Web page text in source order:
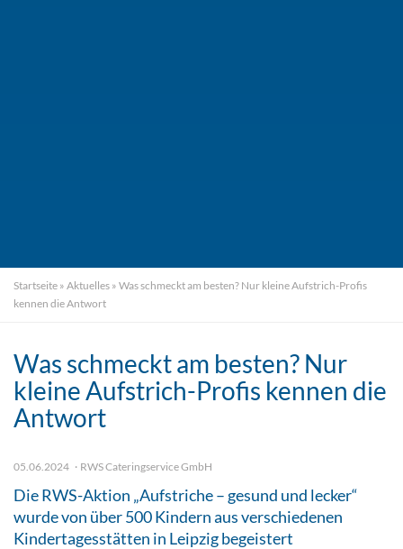
Startseite » Aktuelles » Was schmeckt am besten? Nur kleine Aufstrich-Profis
kennen die Antwort
Was schmeckt am besten? Nur
kleine Aufstrich-Profis kennen die
Antwort
05.06.2024 RWS Cateringservice GmbH
Die RWS-Aktion „Aufstriche – gesund und lecker“
wurde von über 500 Kindern aus verschiedenen
Kindertagesstätten in Leipzig begeistert